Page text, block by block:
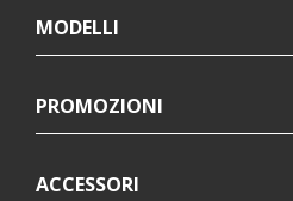
MODELLI
PROMOZIONI
ACCESSORI